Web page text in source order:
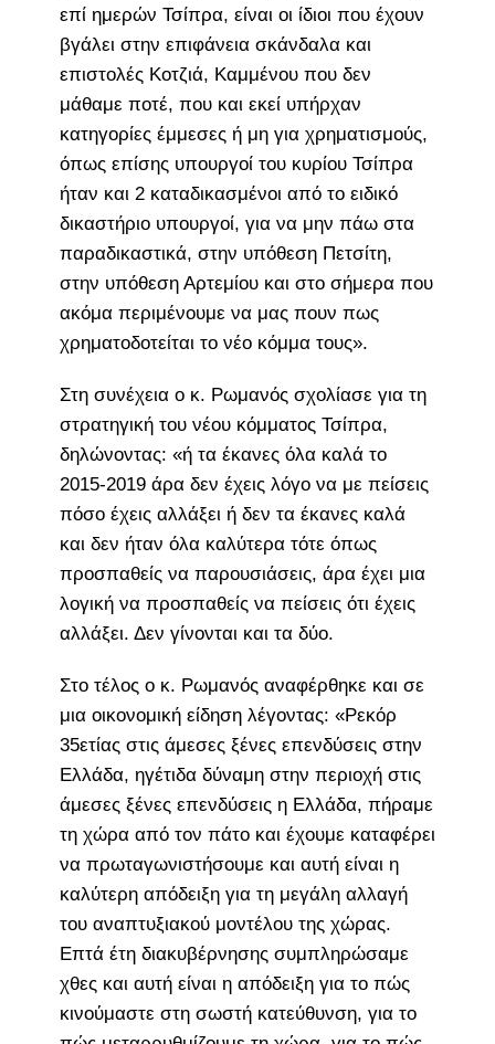
επί ημερών Τσίπρα, είναι οι ίδιοι που έχουν
βγάλει στην επιφάνεια σκάνδαλα και
επιστολές Κοτζιά, Καμμένου που δεν
μάθαμε ποτέ, που και εκεί υπήρχαν
κατηγορίες έμμεσες ή μη για χρηματισμούς,
όπως επίσης υπουργοί του κυρίου Τσίπρα
ήταν και 2 καταδικασμένοι από το ειδικό
δικαστήριο υπουργοί, για να μην πάω στα
παραδικαστικά, στην υπόθεση Πετσίτη,
στην υπόθεση Αρτεμίου και στο σήμερα που
ακόμα περιμένουμε να μας πουν πως
χρηματοδοτείται το νέο κόμμα τους».
Στη συνέχεια ο κ. Ρωμανός σχολίασε για τη
στρατηγική του νέου κόμματος Τσίπρα,
δηλώνοντας: «ή τα έκανες όλα καλά το
2015-2019 άρα δεν έχεις λόγο να με πείσεις
πόσο έχεις αλλάξει ή δεν τα έκανες καλά
και δεν ήταν όλα καλύτερα τότε όπως
προσπαθείς να παρουσιάσεις, άρα έχει μια
λογική να προσπαθείς να πείσεις ότι έχεις
αλλάξει. Δεν γίνονται και τα δύο.
Στο τέλος ο κ. Ρωμανός αναφέρθηκε και σε
μια οικονομική είδηση λέγοντας: «Ρεκόρ
35ετίας στις άμεσες ξένες επενδύσεις στην
Ελλάδα, ηγέτιδα δύναμη στην περιοχή στις
άμεσες ξένες επενδύσεις η Ελλάδα, πήραμε
τη χώρα από τον πάτο και έχουμε καταφέρει
να πρωταγωνιστήσουμε και αυτή είναι η
καλύτερη απόδειξη για τη μεγάλη αλλαγή
του αναπτυξιακού μοντέλου της χώρας.
Επτά έτη διακυβέρνησης συμπληρώσαμε
χθες και αυτή είναι η απόδειξη για το πώς
κινούμαστε στη σωστή κατεύθυνση, για το